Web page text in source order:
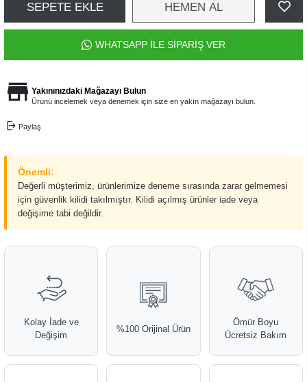
SEPETE EKLE HEMEN AL
WHATSAPP İLE SİPARİŞ VER
Yakınınızdaki Mağazayı Bulun
Ürünü incelemek veya denemek için size en yakın mağazayı bulun.
Paylaş
Önemli:
Değerli müşterimiz, ürünlerimize deneme sırasında zarar gelmemesi
için güvenlik kilidi takılmıştır. Kilidi açılmış ürünler iade veya
değişime tabi değildir.
Kolay İade ve
Değişim
%100 Orijinal Ürün
Ömür Boyu
Ücretsiz Bakım